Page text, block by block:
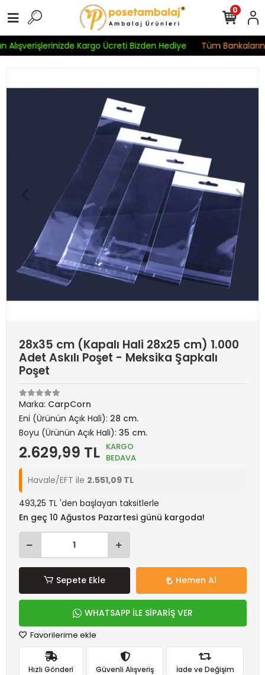
Alışverişlerinizde Kargo Ücreti Bizden Hediye Tüm
0
28x35 cm (Kapalı Hali 28x25 cm) 1.000
Adet Askılı Poşet - Meksika Şapkalı
Poşet
Marka: CarpCorn
Eni (Ürünün Açık Hali): 28 cm.
Boyu (Ürünün Açık Hali): 35 cm.
2.629,99 TL KARGO
BEDAVA
Havale/EFT ile 2.551,09 TL
493,25 TL 'den başlayan taksitlerle
En geç 10 Ağustos Pazartesi günü kargoda!
Sepete Ekle Hemen Al
WHATSAPP İLE SİPARİŞ VER
Favorilerime ekle
Hızlı Gönderi Güvenli Alışveriş İade ve Değişim